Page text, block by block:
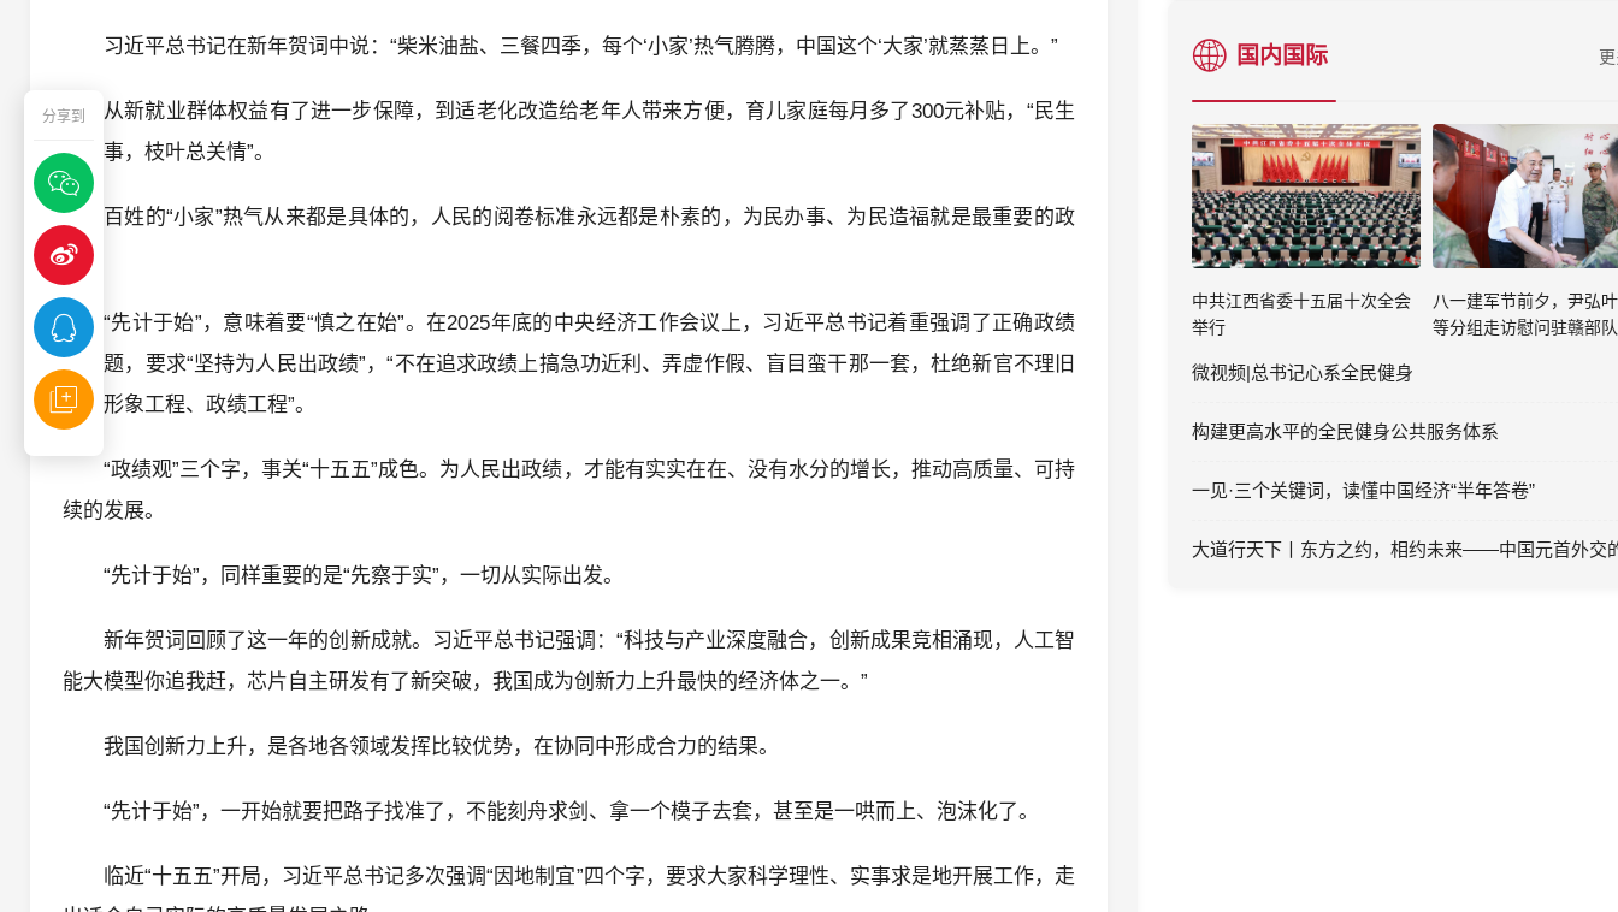
分享到
习近平总书记在新年贺词中说：“柴米油盐、三餐四季，每个‘小家’热气腾腾，中国这个‘大家’就蒸蒸日上。”
从新就业群体权益有了进一步保障，到适老化改造给老年人带来方便，育儿家庭每月多了300元补贴，“民生
无小事，枝叶总关情”。
百姓的“小家”热气从来都是具体的，人民的阅卷标准永远都是朴素的，为民办事、为民造福就是最重要的政
绩。
“先计于始”，意味着要“慎之在始”。在2025年底的中央经济工作会议上，习近平总书记着重强调了正确政绩
观问题，要求“坚持为人民出政绩”，“不在追求政绩上搞急功近利、弄虚作假、盲目蛮干那一套，杜绝新官不理旧
账和形象工程、政绩工程”。
“政绩观”三个字，事关“十五五”成色。为人民出政绩，才能有实实在在、没有水分的增长，推动高质量、可持
续的发展。
“先计于始”，同样重要的是“先察于实”，一切从实际出发。
新年贺词回顾了这一年的创新成就。习近平总书记强调：“科技与产业深度融合，创新成果竞相涌现，人工智
能大模型你追我赶，芯片自主研发有了新突破，我国成为创新力上升最快的经济体之一。”
我国创新力上升，是各地各领域发挥比较优势，在协同中形成合力的结果。
“先计于始”，一开始就要把路子找准了，不能刻舟求剑、拿一个模子去套，甚至是一哄而上、泡沫化了。
临近“十五五”开局，习近平总书记多次强调“因地制宜”四个字，要求大家科学理性、实事求是地开展工作，走
国内国际
中共江西省委十五届十次全会
举行
八一建军节前夕，尹弘
等分组走访慰问驻赣部队
微视频|总书记心系全民健身
构建更高水平的全民健身公共服务体系
一见·三个关键词，读懂中国经济“半年答卷”